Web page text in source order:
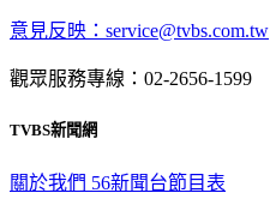
意見反映：service@tvbs.com.tw
觀眾服務專線：02-2656-1599
TVBS新聞網
關於我們 56新聞台節目表